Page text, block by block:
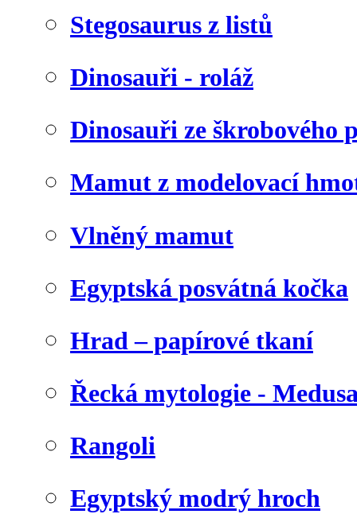
Stegosaurus z listů
Dinosauři - roláž
Dinosauři ze škrobového
Mamut z modelovací
Vlněný mamut
Egyptská posvátná kočka
Hrad – papírové tkaní
Řecká mytologie -
Rangoli
Egyptský modrý hroch